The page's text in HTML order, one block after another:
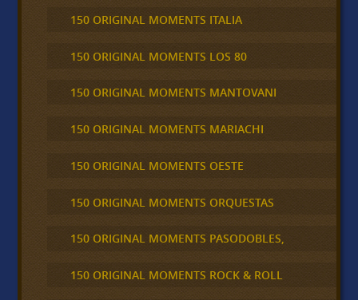
150 ORIGINAL MOMENTS ITALIA
150 ORIGINAL MOMENTS LOS 80
150 ORIGINAL MOMENTS MANTOVANI
150 ORIGINAL MOMENTS MARIACHI
150 ORIGINAL MOMENTS OESTE
150 ORIGINAL MOMENTS ORQUESTAS
150 ORIGINAL MOMENTS PASODOBLES,
150 ORIGINAL MOMENTS ROCK & ROLL